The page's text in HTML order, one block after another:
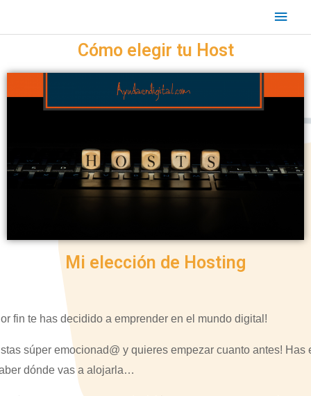
Cómo elegir tu Host
Mi elección de Hosting
fin te has decidido a emprender en el mundo digital!
súper emocionad@ y quieres empezar cuanto antes!
dónde vas a alojarla…